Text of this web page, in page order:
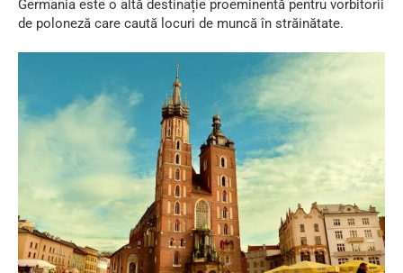
Germania este o altă destinație proeminentă pentru vorbitorii
de poloneză care caută locuri de muncă în străinătate.